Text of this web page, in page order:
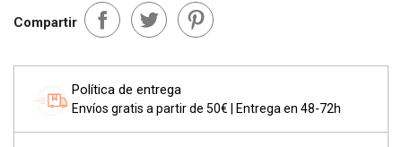
Compartir
Política de entrega
Envíos gratis a partir de 50€ | Entrega en 48-72h